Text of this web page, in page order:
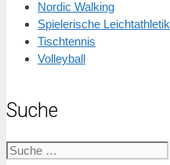
Nordic Walking
Spielerische Leichtathletik
Tischtennis
Volleyball
Suche
Suche